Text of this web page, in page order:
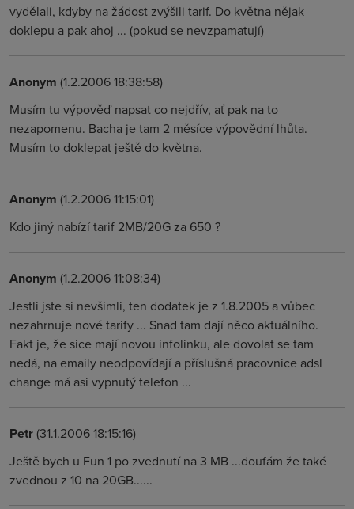
vydělali, kdyby na žádost zvýšili tarif. Do května nějak
doklepu a pak ahoj ... (pokud se nevzpamatují)
Anonym (1.2.2006 18:38:58)
Musím tu výpověď napsat co nejdřív, ať pak na to
nezapomenu. Bacha je tam 2 měsíce výpovědní lhůta.
Musím to doklepat ještě do května.
Anonym (1.2.2006 11:15:01)
Kdo jiný nabízí tarif 2MB/20G za 650 ?
Anonym (1.2.2006 11:08:34)
Jestli jste si nevšimli, ten dodatek je z 1.8.2005 a vůbec
nezahrnuje nové tarify ... Snad tam dají něco aktuálního.
Fakt je, že sice mají novou infolinku, ale dovolat se tam
nedá, na emaily neodpovídají a příslušná pracovnice adsl
change má asi vypnutý telefon ...
Petr(31.1.2006 18:15:16)
Ještě bych u Fun 1 po zvednutí na 3 MB ...doufám že také
zvednou z 10 na 20GB......